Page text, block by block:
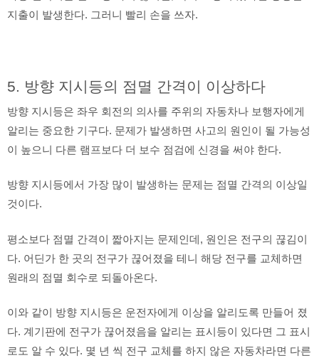
지출이 발생한다. 그러니 빨리 손을 쓰자.
5. 방향 지시등의 점멸 간격이 이상하다
방향 지시등은 좌우 회전의 의사를 주위의 자동차나 보행자에게
알리는 중요한 기구다. 문제가 발생하면 사고의 원인이 될 가능성
이 높으니 다른 램프보다 더 보수 점검에 신경을 써야 한다.
방향 지시등에서 가장 많이 발생하는 문제는 점멸 간격의 이상일
것이다.
평소보다 점멸 간격이 짧아지는 문제인데, 원인은 전구의 끊김이
다. 어딘가 한 곳의 전구가 끊어졌을 테니 해당 전구를 교체하면
원래의 점멸 회수로 되돌아온다.
이와 같이 방향 지시등은 운전자에게 이상을 알리도록 만들어 졌
다. 계기판에 전구가 끊어졌음을 알리는 표시등이 있다면 그 표시
로도 알 수 있다. 몇 년 씩 전구 교체를 하지 않은 자동차라면 다른